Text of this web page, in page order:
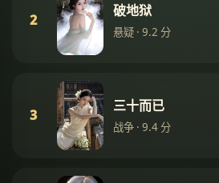
2
破地狱
悬疑· 9.2 分
3
三十而已
战争· 9.4分